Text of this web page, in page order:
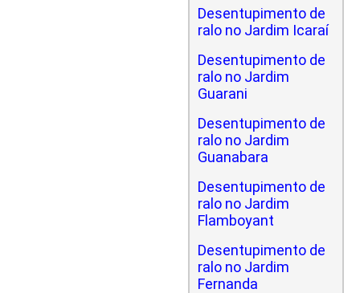
Desentupimento de
ralo no Jardim Icaraí
Desentupimento de
ralo no Jardim
Guarani
Desentupimento de
ralo no Jardim
Guanabara
Desentupimento de
ralo no Jardim
Flamboyant
Desentupimento de
ralo no Jardim
Fernanda